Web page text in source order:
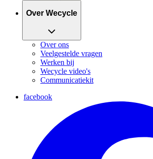
Over Wecycle
Over ons
Veelgestelde vragen
Werken bij
Wecycle video's
Communicatiekit
facebook